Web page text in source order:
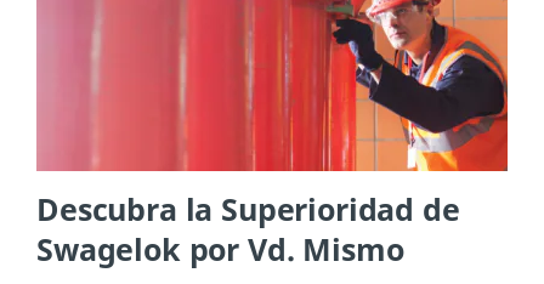
Descubra la Superioridad de
Swagelok por Vd. Mismo